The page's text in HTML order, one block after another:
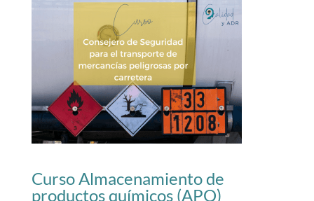
Curso Almacenamiento de
productos químicos (APQ)